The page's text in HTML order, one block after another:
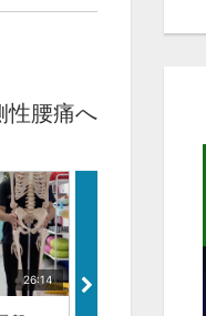
性腰痛へ
26:14